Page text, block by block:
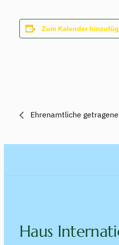
Zum Kalender
Ehrenamtliche
Haus